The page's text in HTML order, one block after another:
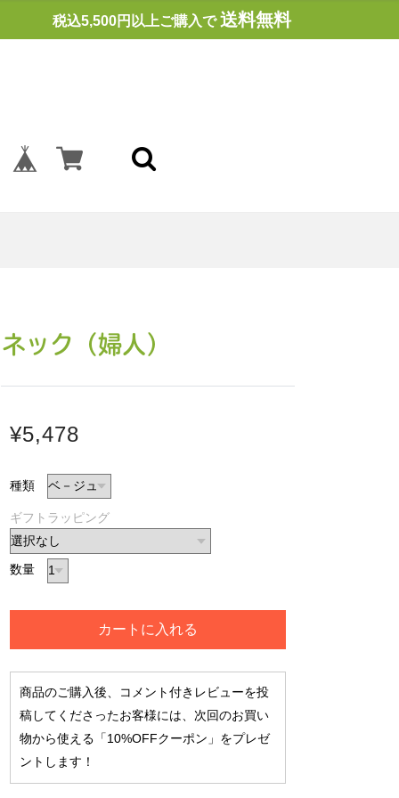
税込5,500円以上ご購入で 送料無料
ック（婦人）
¥5,478
種類
ギフトラッピング
数量
カートに入れる
商品のご購入後、コメント付きレビューを投
稿してくださったお客様には、次回のお買い
物から使える「10%OFFクーポン」をプレゼ
ントします！